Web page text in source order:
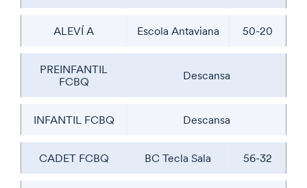
ALEVÍ A Escola Antaviana 50-20
PREINFANTIL
FCBQ
Descansa
INFANTIL FCBQ Descansa
CADET FCBQ BC Tecla Sala 56-32